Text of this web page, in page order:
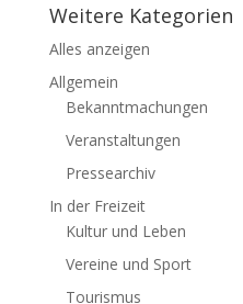
Weitere Kategorien
Alles anzeigen
Allgemein
Bekanntmachungen
Veranstaltungen
Pressearchiv
In der Freizeit
Kultur und Leben
Vereine und Sport
Tourismus